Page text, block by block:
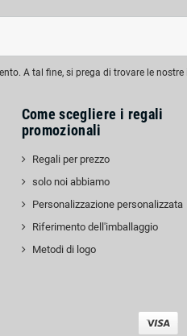
A tal fine, si prega di trovare le
Come scegliere i regali
promozionali
Regali per prezzo
solo noi abbiamo
Personalizzazione personalizzata
Riferimento dell'imballaggio
Metodi di logo